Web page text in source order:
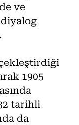
ve
1905
tarihli
da